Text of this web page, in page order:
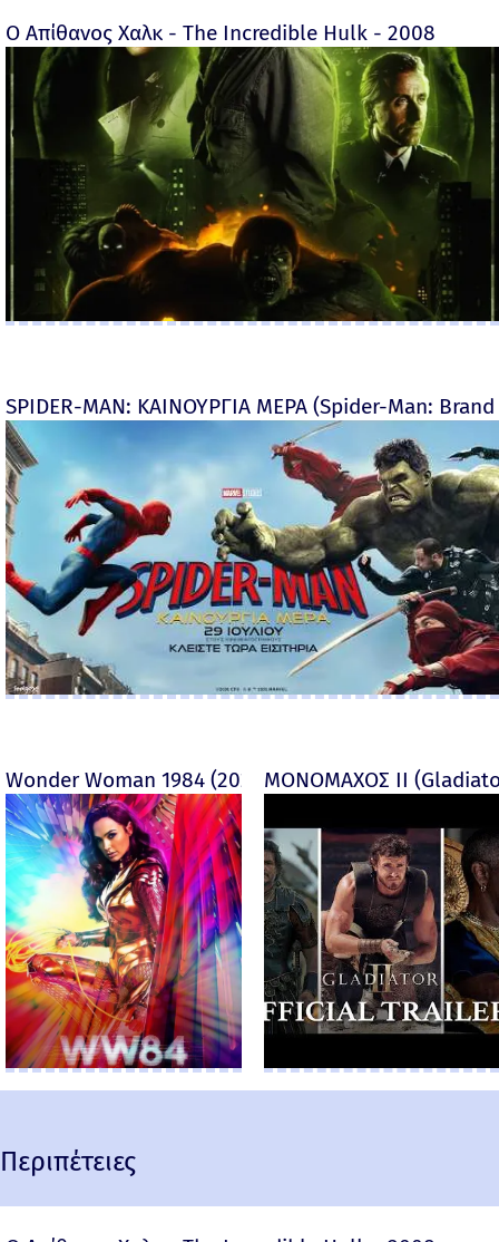
Ο Απίθανος Χαλκ - The Incredible Hulk - 2008
SPIDER-MAN: ΚΑΙΝΟΥΡΓΙΑ ΜΕΡΑ (Spider-Man:
Wonder Woman 1984 (2020)ΜΟΝΟΜΑΧΟΣ ΙΙ
Περιπέτειες